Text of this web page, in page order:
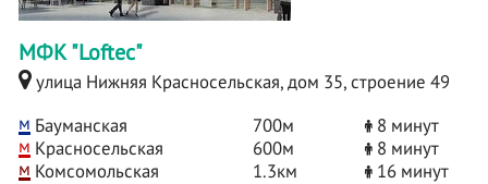
МФК "Loftec"
улица Нижняя Красносельская, дом 35, строение 49
м Бауманская 700м
8 минут
м Красносельская 600м
8 минут
м Комсомольская 1.3км
16 минут